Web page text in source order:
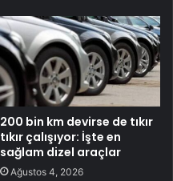
200 bin km devirse de tıkır
tıkır çalışıyor: İşte en
sağlam dizel araçlar
Ağustos 4, 2026